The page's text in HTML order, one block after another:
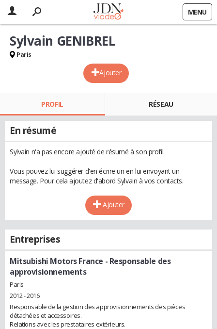
MENU
Ajouter
Sylvain GENIBREL
Paris
PROFIL RÉSEAU
En résumé
Sylvain n'a pas encore ajouté de résumé à son profil.
Vous pouvez lui suggérer d'en écrire un en lui envoyant un
message. Pour cela ajoutez d'abord Sylvain à vos contacts.
Ajouter
Entreprises
Mitsubishi Motors France - Responsable des
approvisionnements
Paris
2012 - 2016
Responsable de la gestion des approvisionnements des pièces
détachées et accessoires.
Relations avec les prestataires extérieurs.